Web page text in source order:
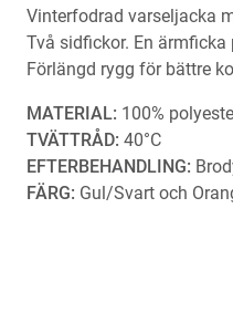
Vinterfodrad varseljacka
Två sidfickor. En
Förlängd rygg för bättre
MATERIAL: 100%
TVÄTTRÅD: 40°C
EFTERBEHANDLING:
FÄRG: Gul/Svart och